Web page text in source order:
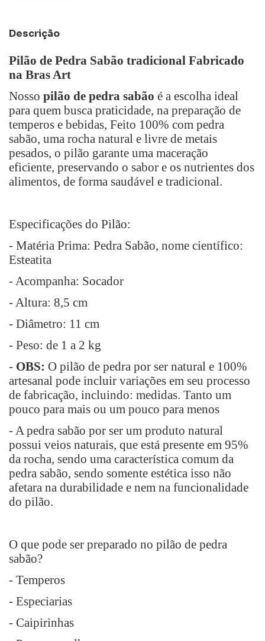
Descrição
Pilão de Pedra Sabão tradicional Fabricado
na Bras Art
Nosso pilão de pedra sabão é a escolha ideal
para quem busca praticidade, na preparação de
temperos e bebidas, Feito 100% com pedra
sabão, uma rocha natural e livre de metais
pesados, o pilão garante uma maceração
eficiente, preservando o sabor e os nutrientes dos
alimentos, de forma saudável e tradicional.
Especificações do Pilão:
- Matéria Prima: Pedra Sabão, nome científico:
Esteatita
- Acompanha: Socador
- Altura: 8,5 cm
- Diâmetro: 11 cm
- Peso: de 1 a 2 kg
- OBS: O pilão de pedra por ser natural e 100%
artesanal pode incluir variações em seu processo
de fabricação, incluindo: medidas. Tanto um
pouco para mais ou um pouco para menos
- A pedra sabão por ser um produto natural
possui veios naturais, que está presente em 95%
da rocha, sendo uma característica comum da
pedra sabão, sendo somente estética isso não
afetara na durabilidade e nem na funcionalidade
do pilão.
O que pode ser preparado no pilão de pedra
sabão?
- Temperos
- Especiarias
- Caipirinhas